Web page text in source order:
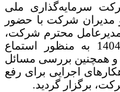
سرمایه‌گذاری ملی
مدیران شرکت با حضور
محترم شرکت،
در روز دوشنبه مورخ 1404/05/27 به منظور استماع
همچنین بررسی مسائل
اجرایی برای رفع
برگزار گردید.